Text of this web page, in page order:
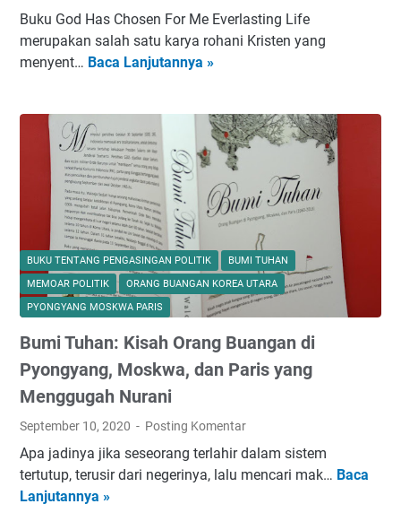
a
r
e
r
g
i
u
s
S
u
t
a
o
S
e
u
a
Buku God Has Chosen For Me Everlasting Life
merupakan salah satu karya rohani Kristen yang
menyent… Baca Lanjutannya »
n
a
i
l
h
a
n
K
e
k
d
a
r
BUKU TENTANG PENGASINGAN POLITIK
BUMI TUHAN
MEMOAR POLITIK
ORANG BUANGAN KOREA UTARA
PYONGYANG MOSKWA PARIS
Bumi Tuhan: Kisah Orang Buangan di
Pyongyang, Moskwa, dan Paris yang
Menggugah Nurani
September 10, 2020 Posting Komentar
Apa jadinya jika seseorang terlahir dalam sistem
tertutup, terusir dari negerinya, lalu mencari mak… Baca
Lanjutannya »
B